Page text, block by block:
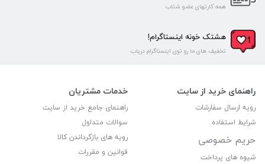
همه کارتهای عضو شتاب
هشتک خونه اینستاگرام!
تخفیف های ما رو توی اینستاگرام دریاب
راهنمای خرید از سایت
رویه ارسال سفارشات
شرایط استفاده
حریم خصوصی
شیوه های پرداخت
خدمات مشتریان
راهنمای جامع خرید از سایت
سوالات متداول
رویه های بازگرداندن کالا
قوانین و مقررات